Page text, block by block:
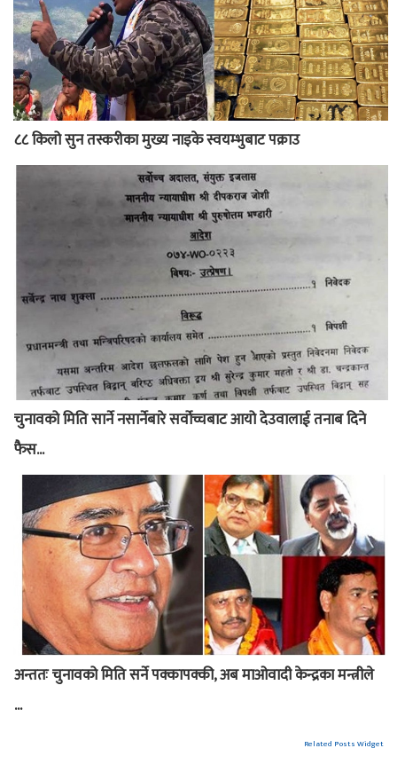
८८ किलो सुन तस्करीका मुख्य नाइके स्वयम्भुबाट पक्राउ
चुनावको मिति सार्ने नसार्नेबारे सर्वोच्चबाट आयो देउवालाई तनाब दिने
फैस...
अन्ततः चुनावको मिति सर्ने पक्कापक्की, अब माओवादी केन्द्रका मन्त्रीले
...
Related Posts Widget